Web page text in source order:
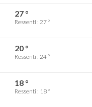
27 °
Ressenti : 27 °
20 °
Ressenti : 24 °
18 °
Ressenti : 18 °